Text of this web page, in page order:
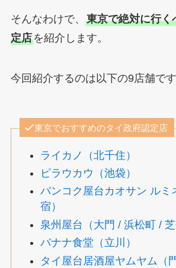
そんなわけで、 東京で絶対に行く
定店を紹介します。
今回紹介するのは以下の9店舗です
東京でおすすめのタイ政府認定店
ライカノ（北千住）
ピラウカウ（池袋）
バンコク屋台カオサン ルミ
宿）
泉州屋台（大門 / 浜松町 / 芝
バナナ食堂（立川）
タイ屋台居酒屋ヤムヤム（